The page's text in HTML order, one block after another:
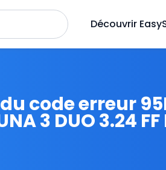
Découvrir
code erreur
3 DUO 3.24 FF